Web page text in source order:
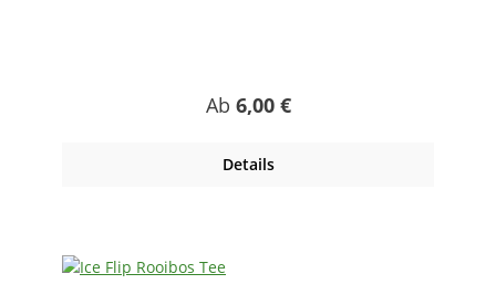
Regulärer Preis:
Ab 6,00 €
Details